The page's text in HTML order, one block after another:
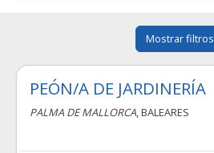
Mostrar filtros
PEÓN/A DE JARDINERÍA
PALMA DE MALLORCA, BALEARES